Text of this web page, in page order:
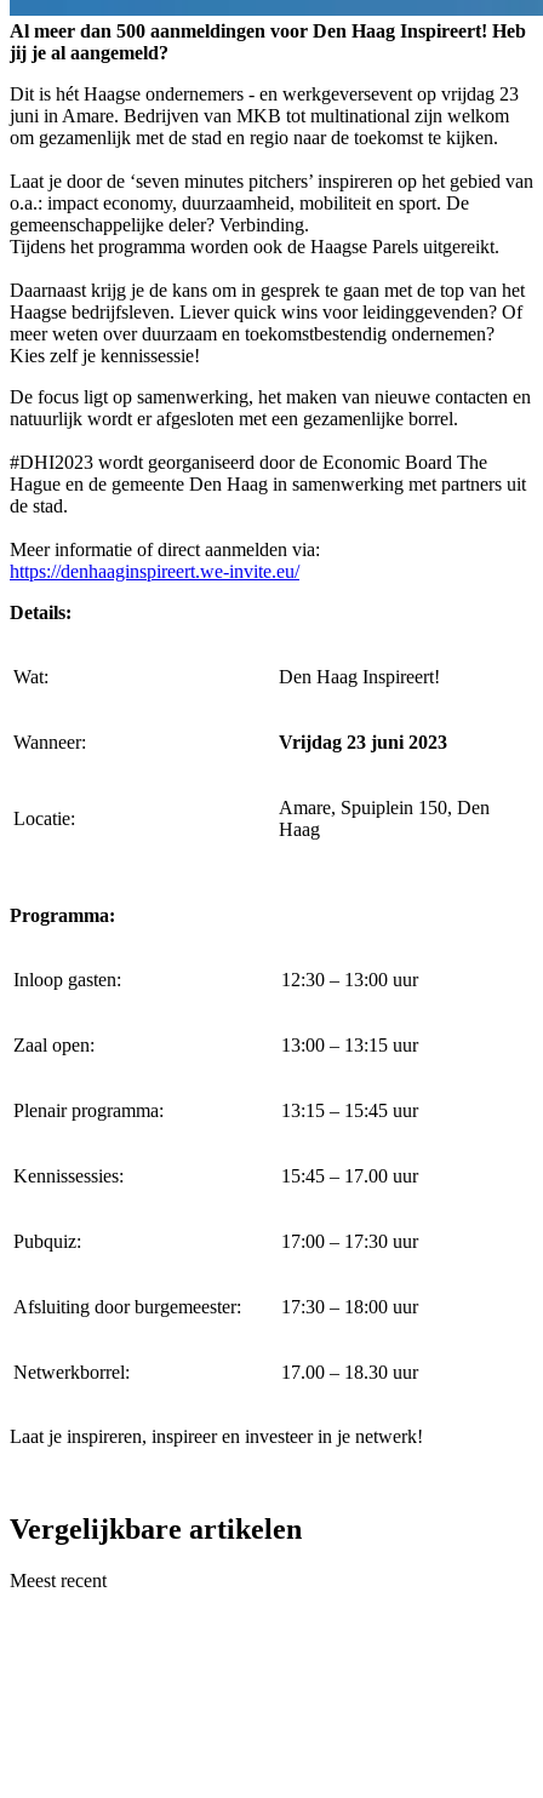
Al meer dan 500 aanmeldingen voor Den Haag Inspireert! Heb
jij je al aangemeld?
Dit is hét Haagse ondernemers - en werkgeversevent op vrijdag 23
juni in Amare. Bedrijven van MKB tot multinational zijn welkom
om gezamenlijk met de stad en regio naar de toekomst te kijken.
Laat je door de ‘seven minutes pitchers’ inspireren op het gebied van
o.a.: impact economy, duurzaamheid, mobiliteit en sport. De
gemeenschappelijke deler? Verbinding.
Tijdens het programma worden ook de Haagse Parels uitgereikt.
Daarnaast krijg je de kans om in gesprek te gaan met de top van het
Haagse bedrijfsleven. Liever quick wins voor leidinggevenden? Of
meer weten over duurzaam en toekomstbestendig ondernemen?
Kies zelf je kennissessie!
De focus ligt op samenwerking, het maken van nieuwe contacten en
natuurlijk wordt er afgesloten met een gezamenlijke borrel.
#DHI2023 wordt georganiseerd door de Economic Board The
Hague en de gemeente Den Haag in samenwerking met partners uit
de stad.
Meer informatie of direct aanmelden via:
https://denhaaginspireert.we-invite.eu/
Details:
Wat: Den Haag Inspireert!
Wanneer: Vrijdag 23 juni 2023
Locatie:
Amare, Spuiplein 150, Den
Haag
Programma:
Inloop gasten: 12:30 – 13:00 uur
Zaal open: 13:00 – 13:15 uur
Plenair programma: 13:15 – 15:45 uur
Kennissessies: 15:45 – 17.00 uur
Pubquiz: 17:00 – 17:30 uur
Afsluiting door burgemeester: 17:30 – 18:00 uur
Netwerkborrel: 17.00 – 18.30 uur
Laat je inspireren, inspireer en investeer in je netwerk!
Vergelijkbare artikelen
Meest recent